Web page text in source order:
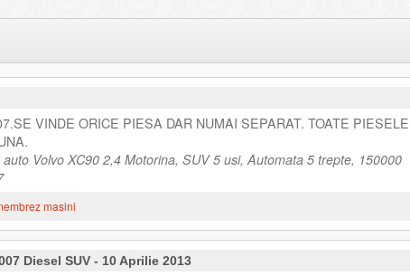
VINDE ORICE PIESA DAR NUMAI SEPARAT. TOATE PIESELE
Volvo XC90 2,4 Motorina, SUV 5 usi, Automata 5 trepte, 150000
masini
Diesel SUV - 10 Aprilie 2013